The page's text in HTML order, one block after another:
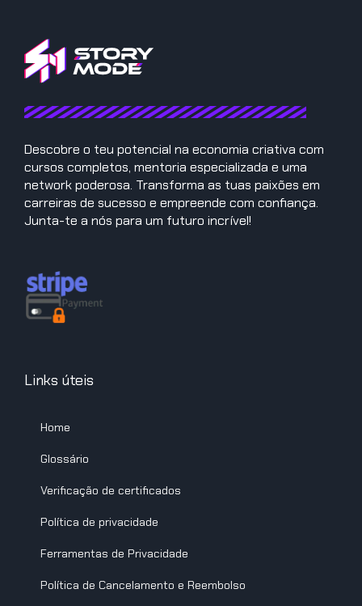
Descobre o teu potencial na economia criativa com
cursos completos, mentoria especializada e uma
network poderosa. Transforma as tuas paixões em
carreiras de sucesso e empreende com confiança.
Junta-te a nós para um futuro incrível!
Links úteis
Home
Glossário
Verificação de certificados
Política de privacidade
Ferramentas de Privacidade
Política de Cancelamento e Reembolso